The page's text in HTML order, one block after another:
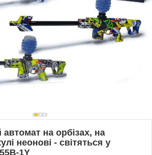
на орбізах, на
неонові - світяться у
1Y